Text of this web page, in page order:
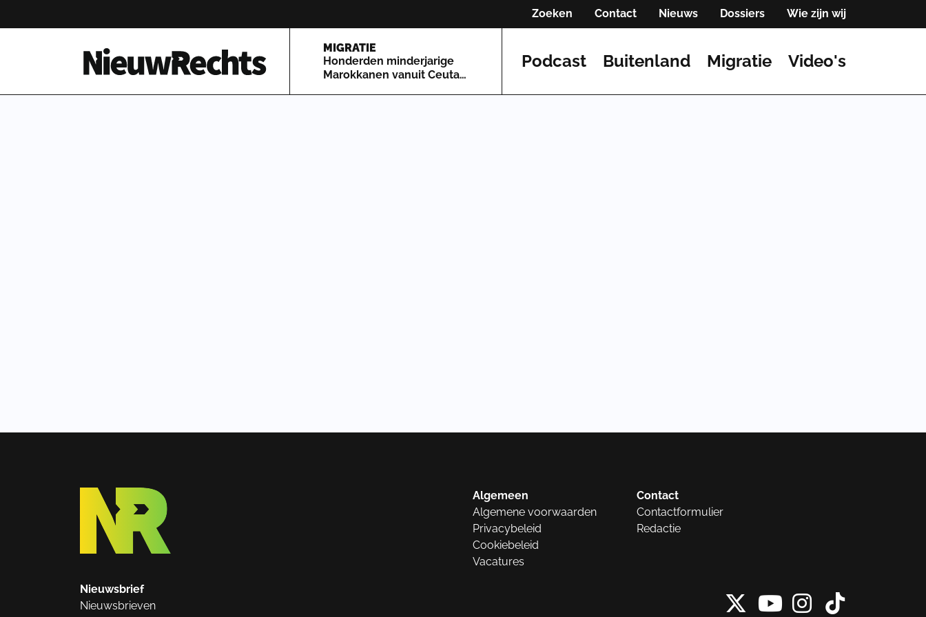
Zoeken Contact Nieuws Dossiers Wie zijn wij
Homepage van NieuwRechts
MIGRATIE
Honderden minderjarige
Marokkanen vanuit Ceuta
Podcast Buitenland Migratie Video's
Algemeen
Algemene voorwaarden
Privacybeleid
Cookiebeleid
Vacatures
Contact
Contactformulier
Redactie
Nieuwsbrief
Nieuwsbrieven
X vanInstagram
Tiktok